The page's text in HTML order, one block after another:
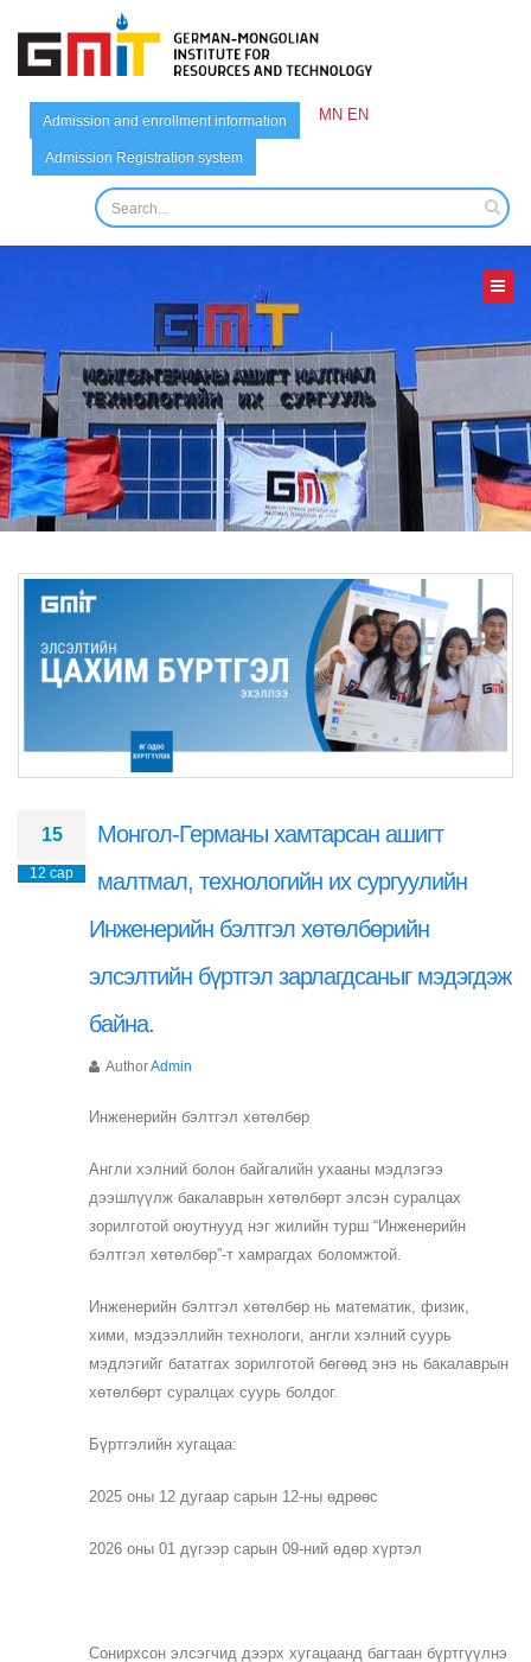
Admission and enrollment information
Admission Registration system
MN EN
15
12 сар
Монгол-Германы хамтарсан ашигт
малтмал, технологийн их сургуулийн
Инженерийн бэлтгэл хөтөлбөрийн
элсэлтийн бүртгэл зарлагдсаныг мэдэгдэж
байна.
AuthorAdmin
Инженерийн бэлтгэл хөтөлбөр
Англи хэлний болон байгалийн ухааны мэдлэгээ
дээшлүүлж бакалаврын хөтөлбөрт элсэн суралцах
зорилготой оюутнууд нэг жилийн турш “Инженерийн
бэлтгэл хөтөлбөр”-т хамрагдах боломжтой.
Инженерийн бэлтгэл хөтөлбөр нь математик, физик,
хими, мэдээллийн технологи, англи хэлний суурь
мэдлэгийг бататгах зорилготой бөгөөд энэ нь бакалаврын
хөтөлбөрт суралцах суурь болдог.
Бүртгэлийн хугацаа:
2025 оны 12 дугаар сарын 12-ны өдрөөс
2026 оны 01 дүгээр сарын 09-ний өдөр хүртэл
Сонирхсон элсэгчид дээрх хугацаанд багтаан бүртгүүлнэ